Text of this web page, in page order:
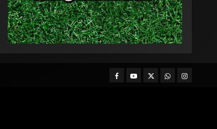
FacebookMathemurasu
TwitterWhatsAppInstagram